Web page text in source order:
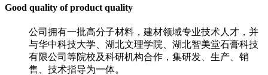
Good quality of product quality
公司拥有一批高分子材料，建材领域专业技术人才，并
与华中科技大学、湖北文理学院、湖北智美堂石膏科技
有限公司等院校及科研机构合作，集研发、生产、销
售、技术指导为一体。